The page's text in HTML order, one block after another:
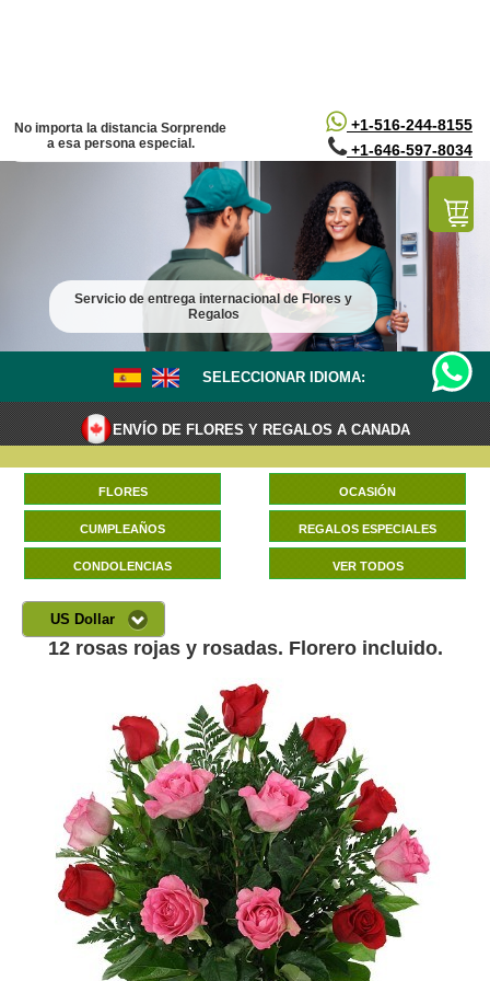
+1-516-244-8155
+1-646-597-8034
No importa la distancia Sorprende
a esa persona especial.
Servicio de entrega internacional de Flores y
Regalos
SELECCIONAR IDIOMA:
ENVÍO DE FLORES Y REGALOS A CANADA
FLORES OCASIÓN
CUMPLEAÑOS REGALOS ESPECIALES
CONDOLENCIAS VER TODOS
US Dollar
12 rosas rojas y rosadas. Florero incluido.